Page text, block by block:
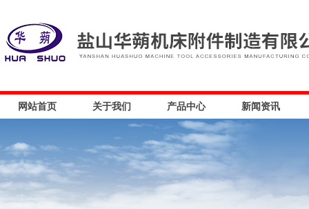
网站首页 关于我们 产品中心 新闻资讯